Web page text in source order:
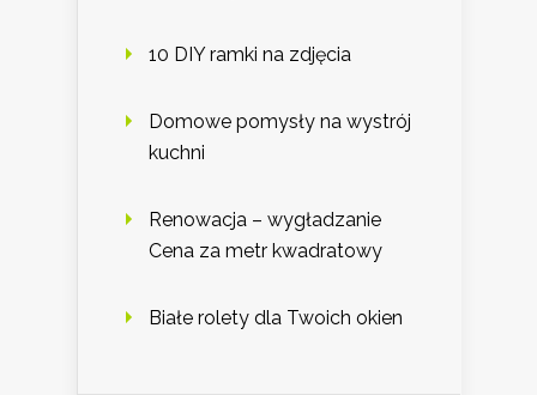
10 DIY ramki na zdjęcia
Domowe pomysły na wystrój
kuchni
Renowacja – wygładzanie
Cena za metr kwadratowy
Białe rolety dla Twoich okien